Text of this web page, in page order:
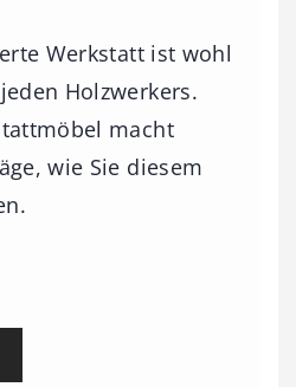
0
€
Werkstatt ist wohl
Holzwerkers.
macht
wie Sie diesem